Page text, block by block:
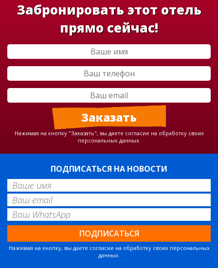
Забронировать этот отель
прямо сейчас!
Нажимая на кнопку "Заказать", вы даете согласие на обработку своих
персональных данных.
ПОДПИСАТЬСЯ НА НОВОСТИ
Нажимая на кнопку, вы даете согласие на обработку своих персональных
данных.